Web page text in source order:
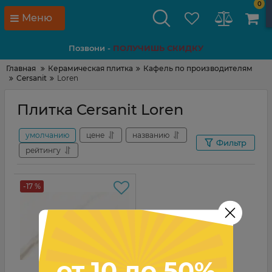
Меню
0
Позвони - ПОЛУЧИШЬ СКИДКУ
Главная Керамическая плитка
Кафель по производителям
Cersanit
Loren
Плитка Cersanit Loren
умолчанию цене
названию
рейтингу
Фильтр
-17 %